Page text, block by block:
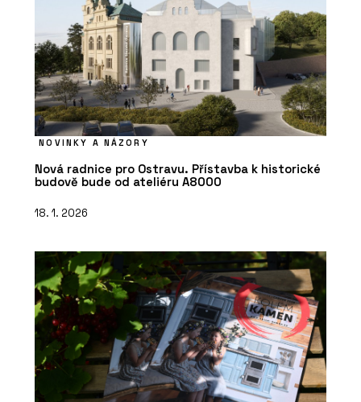
NOVINKY A NÁZORY
Nová radnice pro Ostravu. Přístavba k historické
budově bude od ateliéru A8000
18. 1. 2026